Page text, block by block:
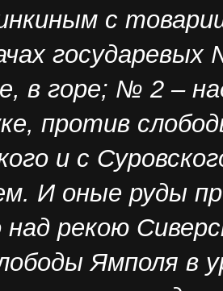
с
в горе; № 2 –
против
и с
И оные руды
рекою
Ямполя в